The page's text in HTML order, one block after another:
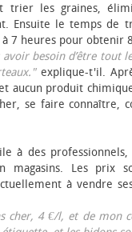
trier les graines,
Ensuite le temps de
7 heures pour obtenir
avoir besoin d’être tout
explique-t'il.
aucun produit
se faire connaître,
à des
magasins. Les prix
à vendre
cher, 4 €/l, et de mon